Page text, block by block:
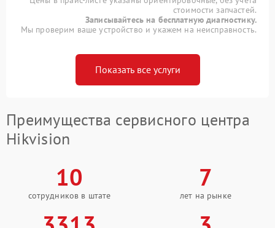
стоимости запчастей.
Записывайтесь на бесплатную диагностику.
Мы проверим ваше устройство и укажем на неисправность.
Показать все услуги
Преимущества сервисного центра
Hikvision
10
сотрудников в штате
7
лет на рынке